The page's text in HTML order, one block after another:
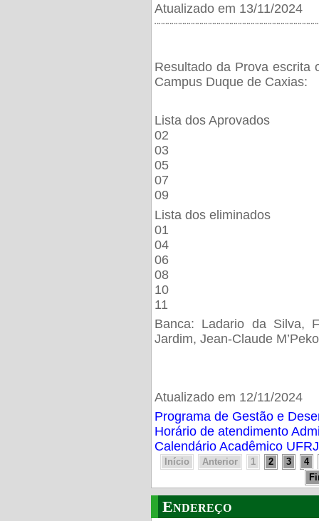
Atualizado em 13/11/2024
Resultado da Prova escrita
Campus Duque de Caxias:
Lista dos Aprovados
02
03
05
07
09
Lista dos eliminados
01
04
06
08
10
11
Banca: Ladario da Silva,
Jardim, Jean-Claude M’Peko
Atualizado em 12/11/2024
Programa de Gestão e
Horário de atendimento
Calendário Acadêmico
Início Anterior 1 2 3
4
Endereço